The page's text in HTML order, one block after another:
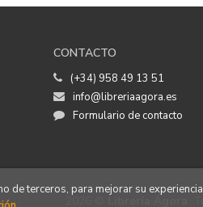
CONTACTO
(+34) 958 49 13 51
info@libreriaagora.es
Formulario de contacto
de terceros, para mejorar su